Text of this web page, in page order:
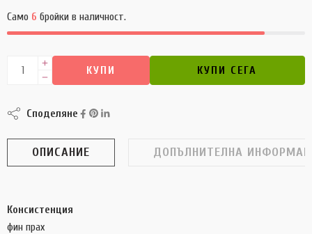
Само 6 бройки в наличност.
КУПИ КУПИ СЕГА
Споделяне
ОПИСАНИЕ ДОПЪЛНИТЕЛНА
Консистенция
фин прах